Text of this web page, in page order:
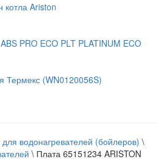
котла Ariston
PRO ECO PLT PLATINUM ECO
Термекс (WN0120056S)
для водонагревателей (бойлеров) \
\ Плата 65151234 ARISTON